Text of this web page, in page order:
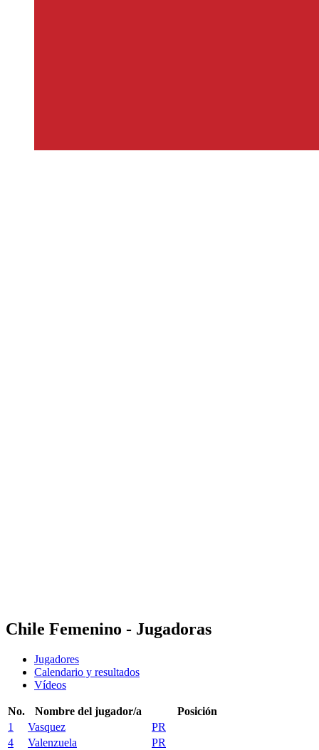
Chile Femenino - Jugadoras
Jugadores
Calendario y resultados
Vídeos
No. Nombre del jugador/a
Posición
1
Vasquez
PR
4
Valenzuela
PR